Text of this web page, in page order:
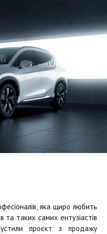
яка щиро любить
таких самих ентузіастів
проєкт з продажу